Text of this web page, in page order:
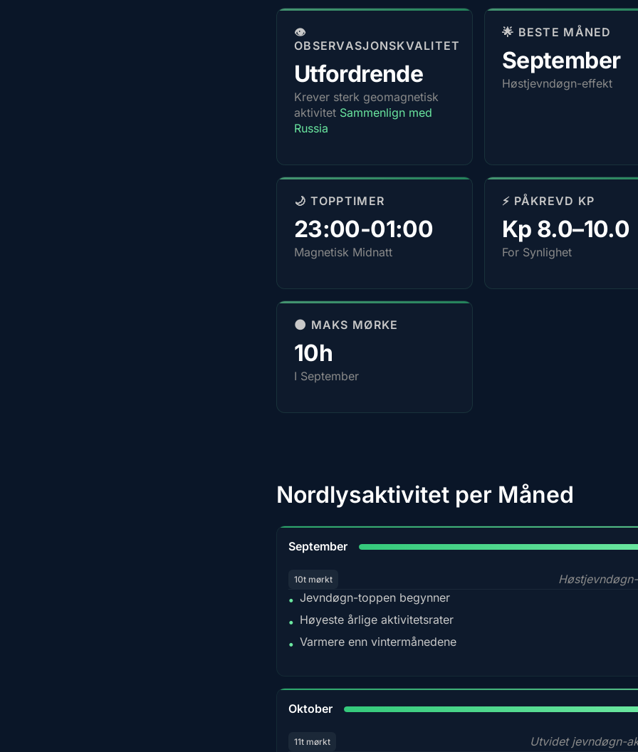
👁️
OBSERVASJONSKVALITET
Utfordrende
Krever sterk geomagnetisk
aktivitet Sammenlign med
Russia
🌟 BESTE MÅNED
September
Høstjevndøgn-effekt
🌙 TOPPTIMER
23:00-01:00
Magnetisk Midnatt
⚡ PÅKREVD KP
Kp 8.0–10.0
For Synlighet
🌑 MAKS MØRKE
10h
I September
Nordlysaktivitet per Måned
September
10t mørkt
• Jevndøgn-toppen begynner
• Høyeste årlige aktivitetsrater
• Varmere enn vintermånedene
Oktober
11t mørkt
Utvidet jevndøgn-